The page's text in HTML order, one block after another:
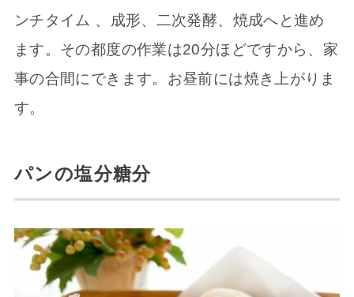
ンチタイム 、成形、二次発酵、焼成へと進め
ます。その都度の作業は20分ほどですから、家
事の合間にできます。お昼前には焼き上がりま
す。
パンの塩分糖分